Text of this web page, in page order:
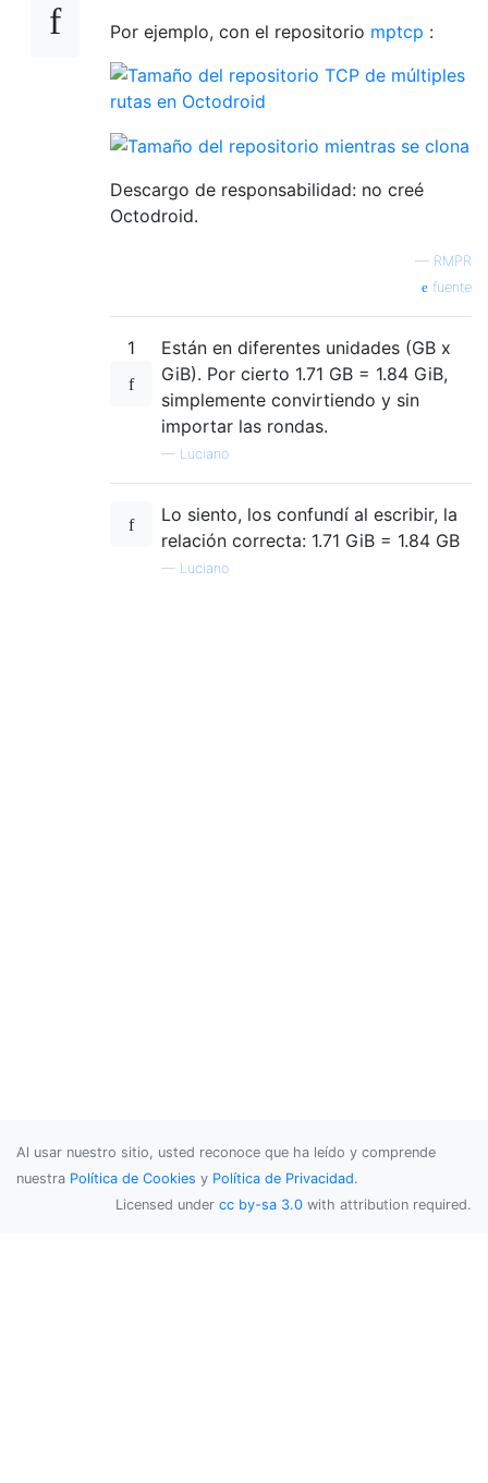
Por ejemplo, con el repositorio mptcp :
Descargo de responsabilidad: no creé
Octodroid.
— RMPR
fuente
1
Están en diferentes unidades (GB x
GiB). Por cierto 1.71 GB = 1.84 GiB,
simplemente convirtiendo y sin
importar las rondas.
— Luciano
Lo siento, los confundí al escribir, la
relación correcta: 1.71 GiB = 1.84 GB
— Luciano
Al usar nuestro sitio, usted reconoce que ha leído y comprende
nuestra Política de Cookies y Política de Privacidad.
Licensed under cc by-sa 3.0 with attribution required.